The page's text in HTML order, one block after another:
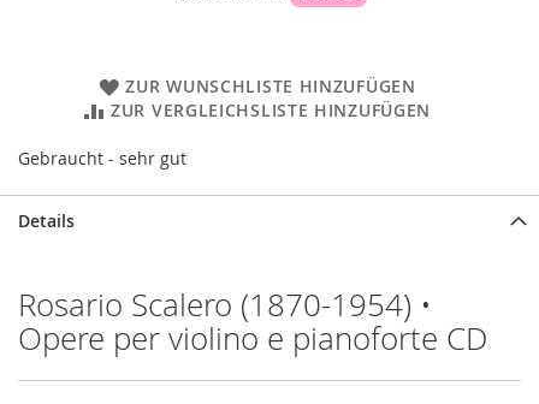
ZUR WUNSCHLISTE HINZUFÜGEN
ZUR VERGLEICHSLISTE HINZUFÜGEN
Gebraucht - sehr gut
Details
Rosario Scalero (1870-1954) •
Opere per violino e pianoforte CD